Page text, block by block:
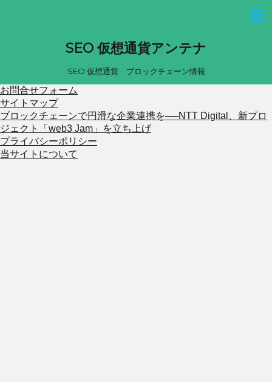
SEO 仮想通貨アンテナ
SEO 仮想通貨 ブロックチェーン情報
お問合せフォーム
サイトマップ
ブロックチェーンで円滑な企業連携を──NTT Digital、新プロ
ジェクト「web3 Jam」を立ち上げ
プライバシーポリシー
当サイトについて